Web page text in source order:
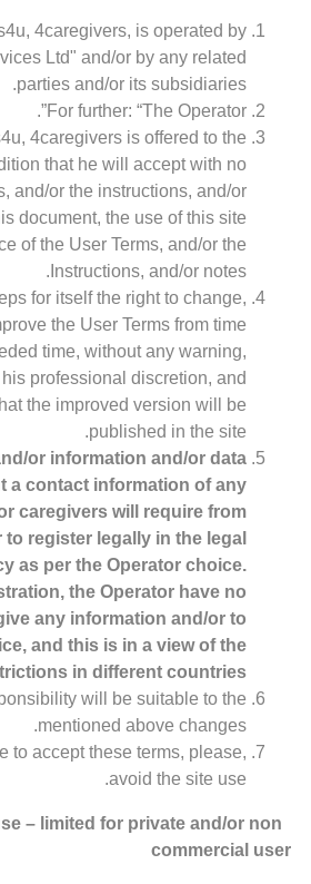
4caregivers, is operated by
Ltd" and/or by any related
parties and/or its subsidiaries.
For further: “The Operator”.
4caregivers is offered to the
that he will accept with no
and/or the instructions, and/or
document, the use of this site
of the User Terms, and/or the
Instructions, and/or notes.
for itself the right to change,
the User Terms from time
time, without any warning,
professional discretion, and
the improved version will be
published in the site.
or information and/or data
a contact information of any
caregivers will require from
to register legally in the legal
as per the Operator choice.
the Operator have no
any information and/or to
and this is in a view of the
in different countries.
will be suitable to the
mentioned above changes.
to accept these terms, please,
avoid the site use.
– limited for private and/or non
commercial user